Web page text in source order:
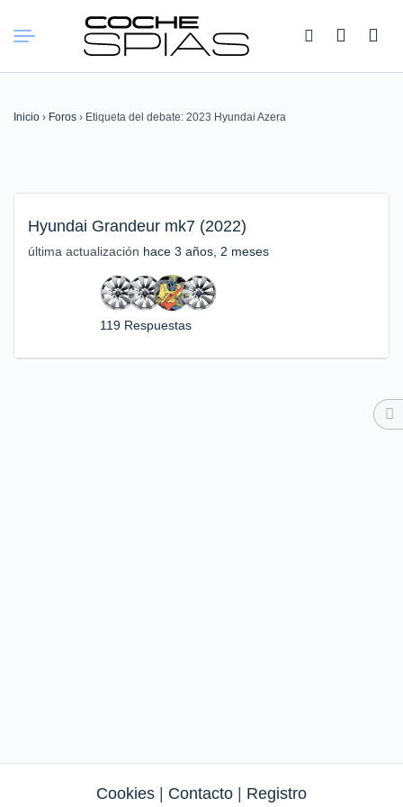
Buscar:
Inicio › Foros › Etiqueta del debate: 2023 Hyundai Azera
Hyundai Grandeur mk7 (2022)
última actualización hace 3 años, 2 meses
119 Respuestas
Cookies Contacto Registro